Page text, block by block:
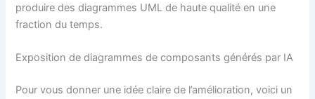
produire des diagrammes UML de haute qualité en une
fraction du temps.
Exposition de diagrammes de composants générés par IA
Pour vous donner une idée claire de l’amélioration, voici un